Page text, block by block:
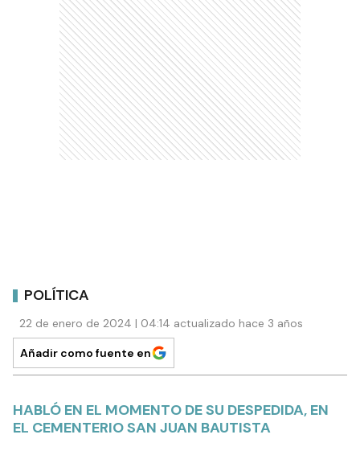
POLÍTICA
22 de enero de 2024 | 04:14 actualizado hace 3 años
Añadir como fuente en
HABLÓ EN EL MOMENTO DE SU DESPEDIDA, EN
EL CEMENTERIO SAN JUAN BAUTISTA